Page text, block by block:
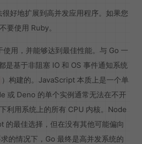
很好地扩展到高并发应用程序。如果您
要使用 Ruby。
用，并能够达到最佳性能。与 Go 一
是基于非阻塞 IO 和 OS 事件通知系统
）构建的。JavaScript 本质上是一个单
或 Deno 的单个实例通常无法在不开
利用系统上的所有 CPU 内核。Node
的最佳选择，但在没有其他可能偏向
的情况下，Go 最终是高并发系统的